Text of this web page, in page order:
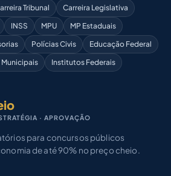
Tribunal
Carreira Legislativa
INSS MPU
MP Estaduais
Polícias Civis
Educação Federal
Municipais Institutos Federais
· APROVAÇÃO
para concursos públicos
de até 90% no preço cheio.